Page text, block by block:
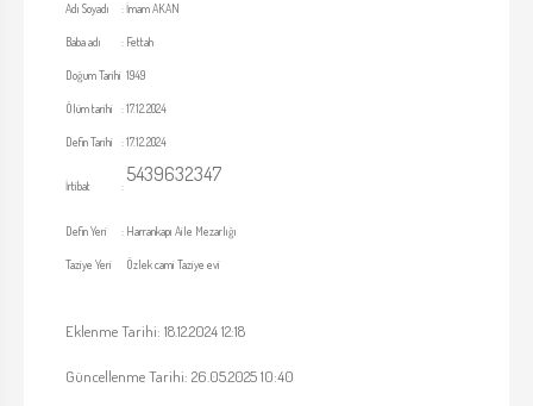
Adı Soyadı :İmam AKAN
Baba adı : Fettah
Doğum Tarihi 1949
Ölüm tarihi :17.12.2024
Defin Tarihi :17.12.2024
İrtibat : 5439632347
Defin Yeri : Harrankapı Aile Mezarlığı
Taziye Yeri Özlek cami Taziye evi
Eklenme Tarihi: 18.12.2024 12:18
Güncellenme Tarihi: 26.05.2025 10:40